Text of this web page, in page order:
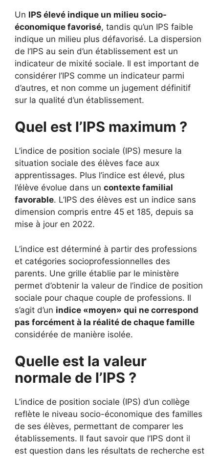
Un IPS élevé indique un milieu socio-
économique favorisé, tandis qu’un IPS faible
indique un milieu plus défavorisé. La dispersion
de l’IPS au sein d’un établissement est un
indicateur de mixité sociale. Il est important de
considérer l’IPS comme un indicateur parmi
d’autres, et non comme un jugement définitif
sur la qualité d’un établissement.
Quel est l’IPS maximum ?
L’indice de position sociale (IPS) mesure la
situation sociale des élèves face aux
apprentissages. Plus l’indice est élevé, plus
l’élève évolue dans un contexte familial
favorable. L’IPS des élèves est un indice sans
dimension compris entre 45 et 185, depuis sa
mise à jour en 2022.
L’indice est déterminé à partir des professions
et catégories socioprofessionnelles des
parents. Une grille établie par le ministère
permet d’obtenir la valeur de l’indice de position
sociale pour chaque couple de professions. Il
s’agit d’un indice «moyen» qui ne correspond
pas forcément à la réalité de chaque famille
considérée de manière isolée.
Quelle est la valeur
normale de l’IPS ?
L’indice de position sociale (IPS) d’un collège
reflète le niveau socio-économique des familles
de ses élèves, permettant de comparer les
établissements. Il faut savoir que l’IPS dont il
est question dans les résultats de recherche est